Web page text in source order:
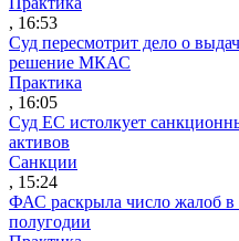
, 16:53
Суд пересмотрит дело о
решение МКАС
Практика
, 16:05
Суд ЕС истолкует
активов
Санкции
, 15:24
ФАС раскрыла число жалоб в
полугодии